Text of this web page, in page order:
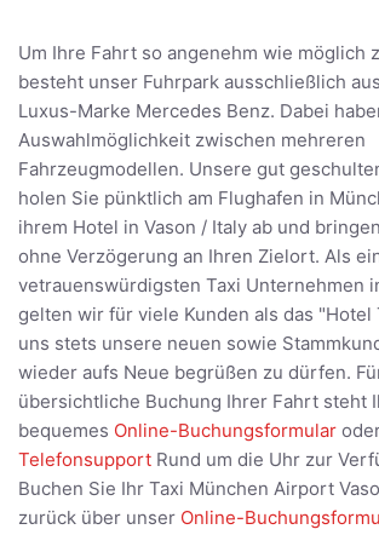
Um Ihre Fahrt so angenehm wie möglich
besteht unser Fuhrpark ausschließlich
Luxus-Marke Mercedes Benz. Dabei
Auswahlmöglichkeit zwischen mehreren
Fahrzeugmodellen. Unsere gut
holen Sie pünktlich am Flughafen in
ihrem Hotel in Vason / Italy ab und
ohne Verzögerung an Ihren Zielort. Als
vetrauenswürdigsten Taxi Unternehmen
gelten wir für viele Kunden als das "Hotel
uns stets unsere neuen sowie
wieder aufs Neue begrüßen zu dürfen.
übersichtliche Buchung Ihrer Fahrt steht
bequemes Online-Buchungsformular
Telefonsupport Rund um die Uhr zur
Buchen Sie Ihr Taxi München Airport
zurück über unser Online-